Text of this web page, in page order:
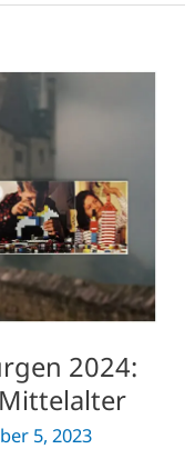
2024:
5, 2023